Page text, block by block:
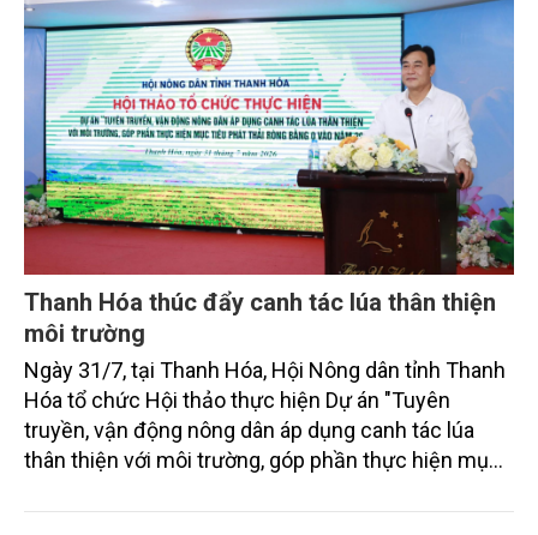
Thanh Hóa thúc đẩy canh tác lúa thân thiện
môi trường
Ngày 31/7, tại Thanh Hóa, Hội Nông dân tỉnh Thanh
Hóa tổ chức Hội thảo thực hiện Dự án "Tuyên
truyền, vận động nông dân áp dụng canh tác lúa
thân thiện với môi trường, góp phần thực hiện mục
trình thu hút sự tham gia của đông đảo đại biểu đến